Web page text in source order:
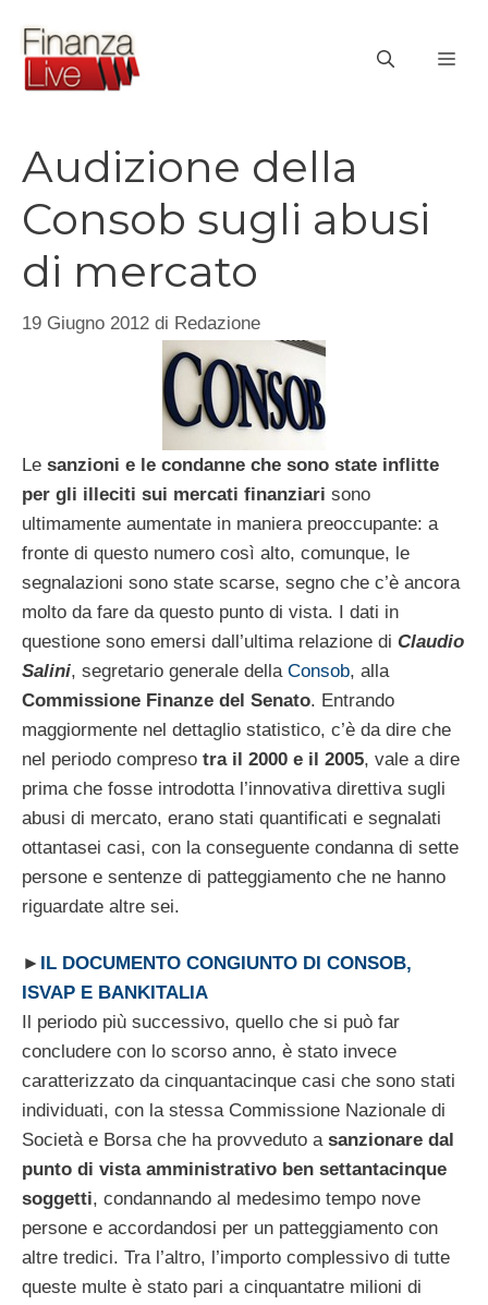
contenuto
Audizione della
Consob sugli abusi
di mercato
19 Giugno 2012 di Redazione
Le sanzioni e le condanne che sono state inflitte
per gli illeciti sui mercati finanziari sono
ultimamente aumentate in maniera preoccupante: a
fronte di questo numero così alto, comunque, le
segnalazioni sono state scarse, segno che c’è ancora
molto da fare da questo punto di vista. I dati in
questione sono emersi dall’ultima relazione di Claudio
Salini, segretario generale della Consob, alla
Commissione Finanze del Senato. Entrando
maggiormente nel dettaglio statistico, c’è da dire che
nel periodo compreso tra il 2000 e il 2005, vale a dire
prima che fosse introdotta l’innovativa direttiva sugli
abusi di mercato, erano stati quantificati e segnalati
ottantasei casi, con la conseguente condanna di sette
persone e sentenze di patteggiamento che ne hanno
riguardate altre sei.
►
IL DOCUMENTO CONGIUNTO DI CONSOB,
ISVAP E BANKITALIA
Il periodo più successivo, quello che si può far
concludere con lo scorso anno, è stato invece
caratterizzato da cinquantacinque casi che sono stati
individuati, con la stessa Commissione Nazionale di
Società e Borsa che ha provveduto a sanzionare dal
punto di vista amministrativo ben settantacinque
soggetti, condannando al medesimo tempo nove
persone e accordandosi per un patteggiamento con
altre tredici. Tra l’altro, l’importo complessivo di tutte
queste multe è stato pari a cinquantatre milioni di